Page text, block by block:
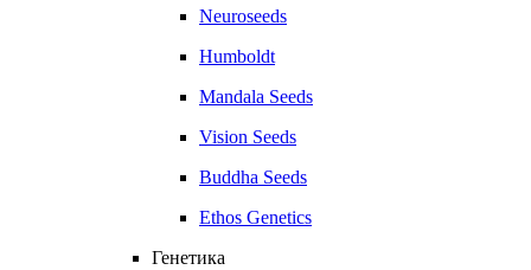
Neuroseeds
Humboldt
Mandala Seeds
Vision Seeds
Buddha Seeds
Ethos Genetics
Генетика